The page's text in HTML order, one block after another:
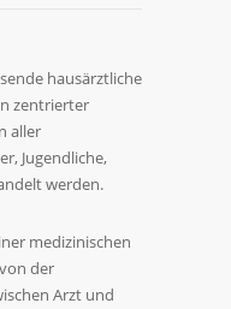
hausärztliche
zentrierter
aller
Jugendliche,
werden.
medizinischen
der
Arzt und